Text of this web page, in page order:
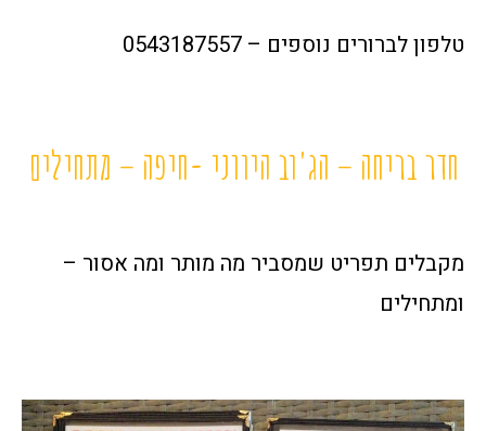
טלפון לברורים נוספים – 0543187557
חדר בריחה – הג'וב היווני -חיפה – מתחילים
מקבלים תפריט שמסביר מה מותר ומה אסור –
ומתחילים